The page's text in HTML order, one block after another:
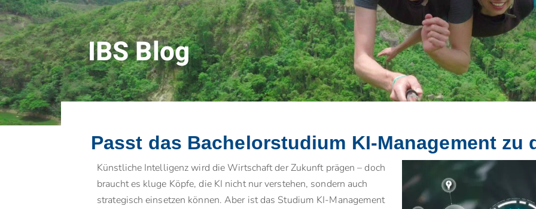
IBS Blog
Passt das Bachelorstudium KI-Management zu
Künstliche Intelligenz wird die Wirtschaft der Zukunft prägen – doch
braucht es kluge Köpfe, die KI nicht nur verstehen, sondern auch
strategisch einsetzen können. Aber ist das Studium KI-Management